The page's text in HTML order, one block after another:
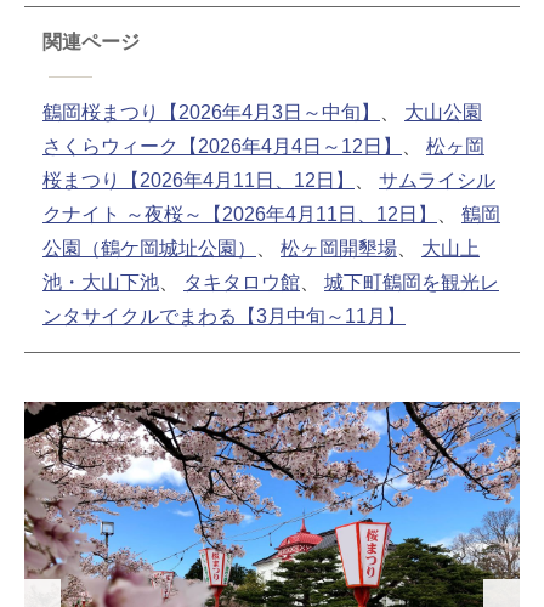
関連ページ
鶴岡桜まつり【2026年4月3日～中旬】
大山公園
さくらウィーク【2026年4月4日～12日】
松ヶ岡
桜まつり【2026年4月11日、12日】
サムライシル
クナイト ～夜桜～【2026年4月11日、12日】
鶴岡
公園（鶴ケ岡城址公園）
松ヶ岡開墾場
大山上
池・大山下池
タキタロウ館
城下町鶴岡を観光レ
ンタサイクルでまわる【3月中旬～11月】